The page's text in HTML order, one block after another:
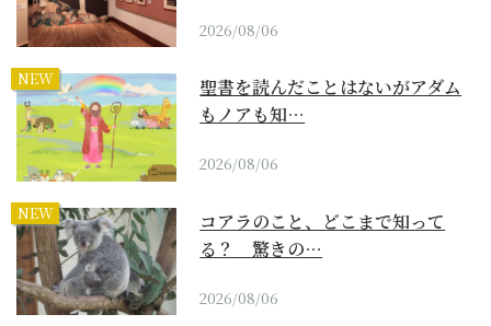
2026/08/06
NEW
聖書を読んだことはないがアダム
もノアも知…
2026/08/06
NEW
コアラのこと、どこまで知って
る？ 驚きの…
2026/08/06